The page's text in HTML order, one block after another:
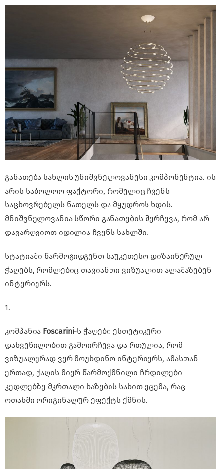
განათება სახლის უნიშვნელოვანესი კომპონენტია. ის
არის საბოლოო ფაქტორი, რომელიც ჩვენს
საცხოვრებელს ნათელს და მყუდროს ხდის.
მნიშვნელოვანია სწორი განათების შერჩევა, რომ არ
დავარღვიოთ იდილია ჩვენს სახლში.
სტატიაში წარმოგიდგენთ საუკეთესო დიზაინერულ
ჭაღებს, რომლებიც თავიანთი ვიზუალით ალამაზებენ
ინტერიერს.
1.
კომპანია Foscarini-ს ჭაღები ესთეტიკური
დახვეწილობით გამოირჩევა და რთულია, რომ
ვიზუალურად ვერ მოუხდინო ინტერიერს, ამასთან
ერთად, ჭაღის მიერ წარმოქმნილი ჩრდილები
კედლებზე მკრთალი ხაზების სახით ეცემა, რაც
ოთახში ორიგინალურ ეფექტს ქმნის.